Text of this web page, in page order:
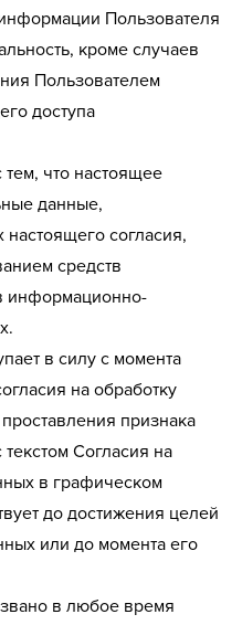
Пользователя
кроме случаев
Пользователем
доступа
что настоящее
данные,
согласия,
средств
информационно-
в силу с момента
на обработку
признака
Согласия на
в графическом
до достижения целей
или до момента его
в любое время